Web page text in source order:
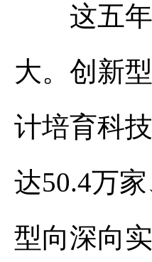
这五年
大。创新
计培育科
达50.4万
型向深向